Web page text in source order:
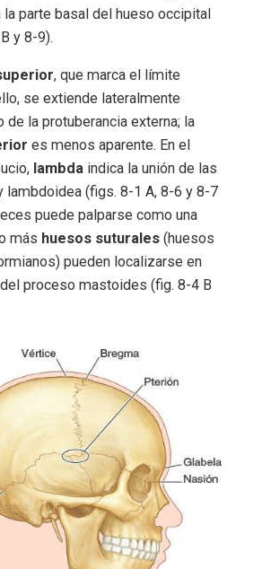
la parte basal del hueso occipital
y 8-9).
, que marca el límite
se extiende lateralmente
de la protuberancia externa; la
es menos aparente. En el
lambda indica la unión de las
lambdoidea (figs. 8-1 A, 8-6 y 8-7
puede palparse como una
más huesos suturales (huesos
pueden localizarse en
proceso mastoides (fig. 8-4 B